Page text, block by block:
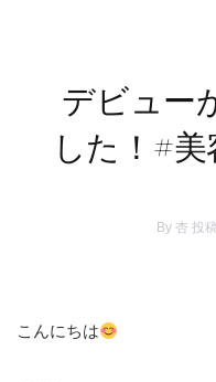
デビュー
した！#
By 杏 投
こんにちは